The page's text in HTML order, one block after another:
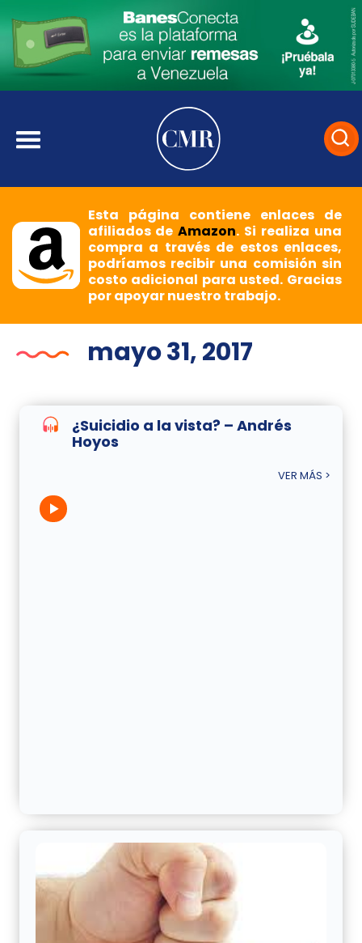
Esta página contiene enlaces de
afiliados deAmazon. Si realiza una
compra a través de estos enlaces,
podríamos recibir una comisión sin
costo adicional para usted. Gracias
por apoyar nuestro trabajo.
mayo 31, 2017
¿Suicidio a la vista? – Andrés
Hoyos
VER MÁS >